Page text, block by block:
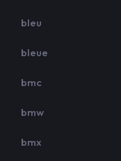
bleu
bleue
bmc
bmw
bmx